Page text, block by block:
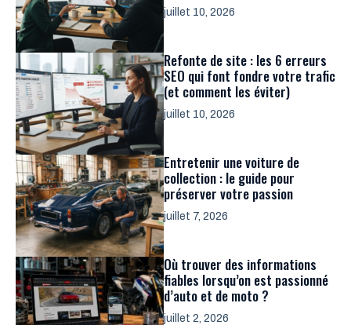
juillet 10, 2026
Refonte de site : les 6 erreurs
SEO qui font fondre votre trafic
(et comment les éviter)
juillet 10, 2026
Entretenir une voiture de
collection : le guide pour
préserver votre passion
juillet 7, 2026
Où trouver des informations
fiables lorsqu’on est passionné
d’auto et de moto ?
juillet 2, 2026